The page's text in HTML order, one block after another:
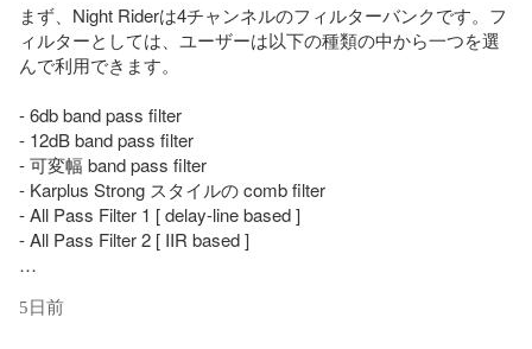
まず、Night Riderは4チャンネルのフィルターバンクです。フ
ィルターとしては、ユーザーは以下の種類の中から一つを選
んで利用できます。
- 6db band pass filter
- 12dB band pass filter
- 可変幅 band pass filter
- Karplus Strong スタイルの comb filter
- All Pass Filter 1 [ delay-line based ]
- All Pass Filter 2 [ IIR based ]
けでもそれなりに便利です。パネル中央上には多数の小さい
5日前